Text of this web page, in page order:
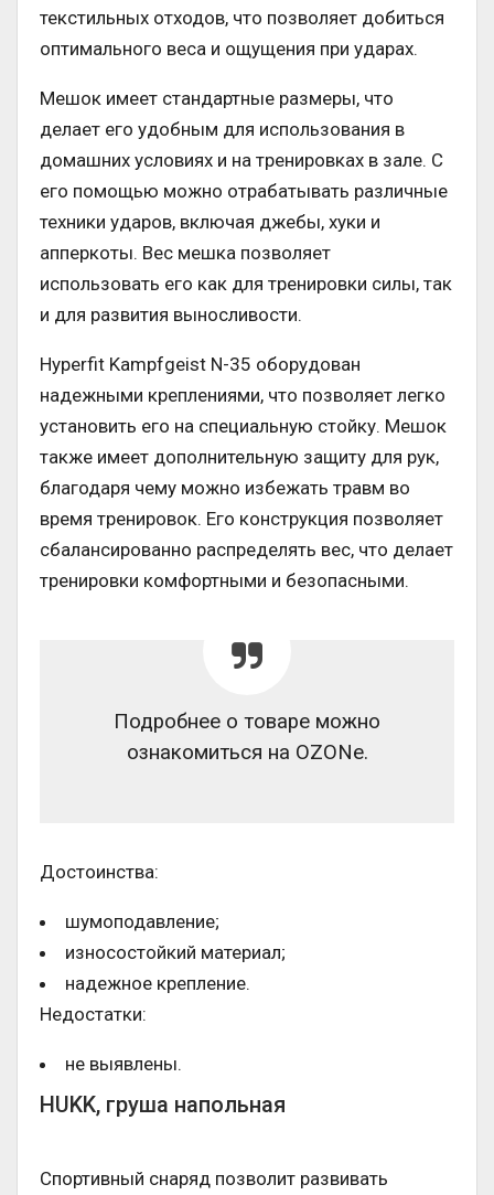
текстильных отходов, что позволяет добиться
оптимального веса и ощущения при ударах.
Мешок имеет стандартные размеры, что
делает его удобным для использования в
домашних условиях и на тренировках в зале. С
его помощью можно отрабатывать различные
техники ударов, включая джебы, хуки и
апперкоты. Вес мешка позволяет
использовать его как для тренировки силы, так
и для развития выносливости.
Hyperfit Kampfgeist N-35 оборудован
надежными креплениями, что позволяет легко
установить его на специальную стойку. Мешок
также имеет дополнительную защиту для рук,
благодаря чему можно избежать травм во
время тренировок. Его конструкция позволяет
сбалансированно распределять вес, что делает
тренировки комфортными и безопасными.
Подробнее о товаре можно
ознакомиться на OZONe.
Достоинства:
шумоподавление;
износостойкий материал;
надежное крепление.
Недостатки:
не выявлены.
HUKK, груша напольная
Спортивный снаряд позволит развивать